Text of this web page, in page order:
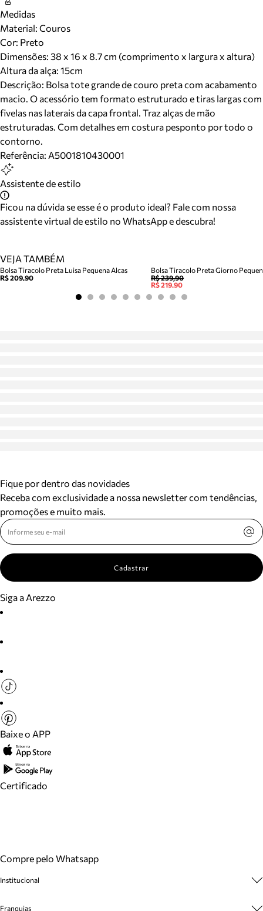
Medidas
Material: Couros
Cor: Preto
Dimensões: 38 x 16 x 8.7 cm (comprimento x largura x altura)
Altura da alça: 15cm
Descrição: Bolsa tote grande de couro preta com acabamento
macio. O acessório tem formato estruturado e tiras largas com
fivelas nas laterais da capa frontal. Traz alças de mão
estruturadas. Com detalhes em costura pesponto por todo o
contorno.
Referência: A5001810430001
Assistente de estilo
Ficou na dúvida se esse é o produto ideal? Fale com nossa
assistente virtual de estilo no WhatsApp e descubra!
VEJA TAMBÉM
Bolsa Tiracolo Preta Luisa Pequena Alcas
R$ 209,90
Bolsa Tiracolo Preta Giorno
R$ 239,90
R$ 219,90
Fique por dentro das novidades
Receba com exclusividade a nossa newsletter com tendências,
promoções e muito mais.
Cadastrar
Siga a Arezzo
Baixe o APP
Certificado
Compre pelo Whatsapp
Institucional
Franquias